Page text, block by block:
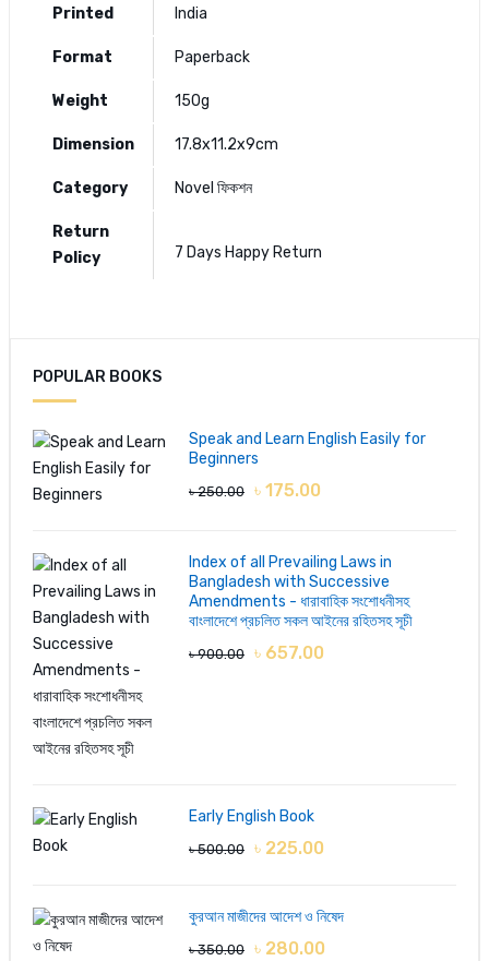
Printed India
Format Paperback
Weight 150g
Dimension 17.8x11.2x9cm
Category Novel ফিকশন
Return
Policy
7 Days Happy Return
Add A Review
Your Rating
Your review
LOGIN FIRST
POPULAR BOOKS
Speak and Learn English Easily for
Beginners
৳ 250.00 ৳ 175.00
Index of all Prevailing Laws in
Bangladesh with Successive
Amendments - ধারাবাহিক সংশোধনীসহ
বাংলাদেশে প্রচলিত সকল আইনের রহিতসহ সূচী
৳ 900.00 ৳ 657.00
Early English Book
৳ 500.00 ৳ 225.00
কুরআন মাজীদের আদেশ ও নিষেদ
৳ 350.00 ৳ 280.00